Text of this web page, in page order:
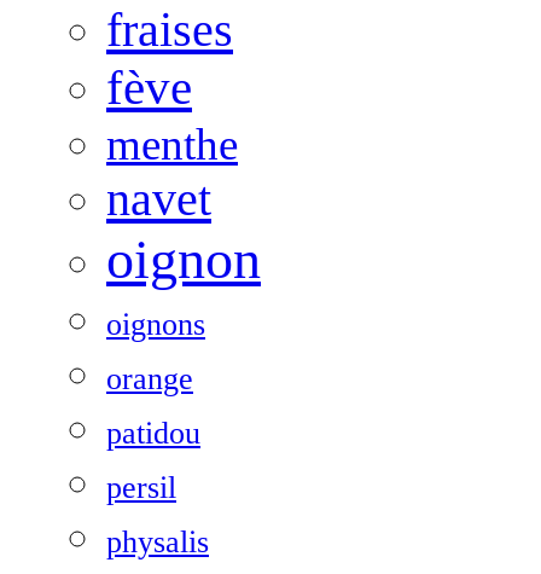
fraises
fève
menthe
navet
oignon
oignons
orange
patidou
persil
physalis